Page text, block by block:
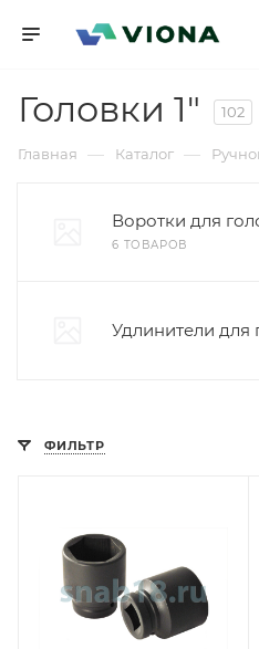
Головки 1" 102
Главная — Каталог —
Воротки для
6 ТОВАРОВ
Удлинители для
ФИЛЬТР